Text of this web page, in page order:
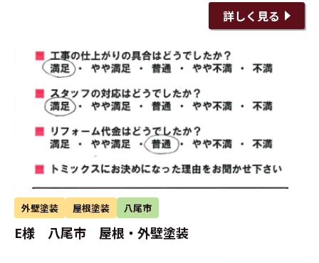
詳しく見る
外壁塗装 屋根塗装 八尾市
E様 八尾市 屋根・外壁塗装